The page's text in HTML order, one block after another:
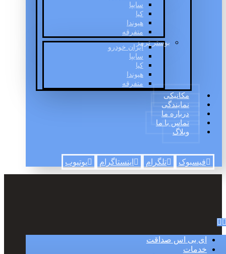
سایپا
کیا
هیوندا
متفرقه
بوستر ترمز
ایران خودرو
سایپا
کیا
هیوندا
متفرقه
مکانیکی
نمایندگی
درباره ما
تماس با ما
وبلاگ
فیسبوک تلگرام اینستاگرام یوتیوب
ای بی اس صداقت
خدمات